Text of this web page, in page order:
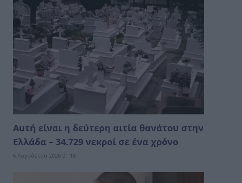
Αuτή είναι η δεύτερη αιτία θανάτου στην
Ελλάδα – 34.729 νεκροί σε ένα χρόνο
6 Αυγούστου 2026 01:18